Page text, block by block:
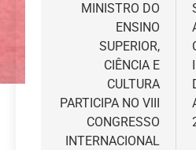
MINISTRO DO
ENSINO
SUPERIOR,
CIÊNCIA E
CULTURA
PARTICIPA NO VIII
CONGRESSO
INTERNACIONAL